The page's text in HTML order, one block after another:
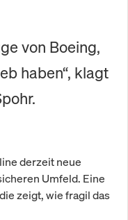
von Boeing,
haben“, klagt
derzeit neue
Umfeld. Eine
zeigt, wie fragil das